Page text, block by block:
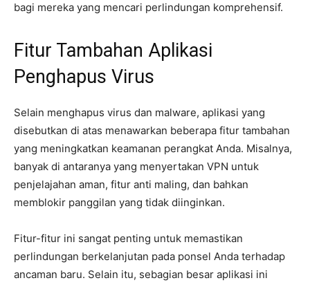
bagi mereka yang mencari perlindungan komprehensif.
Fitur Tambahan Aplikasi
Penghapus Virus
Selain menghapus virus dan malware, aplikasi yang
disebutkan di atas menawarkan beberapa fitur tambahan
yang meningkatkan keamanan perangkat Anda. Misalnya,
banyak di antaranya yang menyertakan VPN untuk
penjelajahan aman, fitur anti maling, dan bahkan
memblokir panggilan yang tidak diinginkan.
Fitur-fitur ini sangat penting untuk memastikan
perlindungan berkelanjutan pada ponsel Anda terhadap
ancaman baru. Selain itu, sebagian besar aplikasi ini